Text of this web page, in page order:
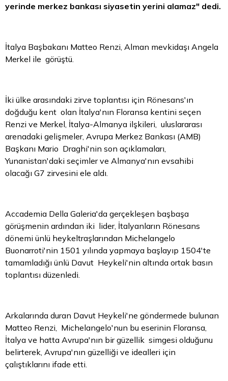
yerinde merkez bankası siyasetin yerini alamaz" dedi.
İtalya Başbakanı Matteo Renzi, Alman mevkidaşı Angela
Merkel ile görüştü.
İki ülke arasındaki zirve toplantısı için Rönesans'ın
doğduğu kent olan İtalya'nın Floransa kentini seçen
Renzi ve Merkel, İtalya-Almanya ilşkileri, uluslararası
arenadaki gelişmeler, Avrupa Merkez Bankası (AMB)
Başkanı Mario Draghi'nin son açıklamaları,
Yunanistan'daki seçimler ve Almanya'nın evsahibi
olacağı G7 zirvesini ele aldı.
Accademia Della Galeria'da gerçekleşen başbaşa
görüşmenin ardından iki lider, İtalyanların Rönesans
dönemi ünlü heykeltraşlarından Michelangelo
Buonarroti'nin 1501 yılında yapmaya başlayıp 1504'te
tamamladığı ünlü Davut Heykeli'nin altında ortak basın
toplantısı düzenledi.
Arkalarında duran Davut Heykeli'ne göndermede bulunan
Matteo Renzi, Michelangelo'nun bu eserinin Floransa,
İtalya ve hatta Avrupa'nın bir güzellik simgesi olduğunu
belirterek, Avrupa'nın güzelliği ve idealleri için
çalıştıklarını ifade etti.